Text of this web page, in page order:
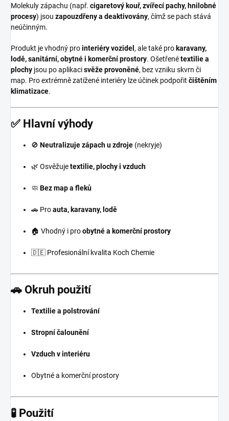
Molekuly zápachu (např. cigaretový kouř, zvířecí pachy, hnilobné
procesy) jsou zapouzdřeny a deaktivovány, čímž se pach stává
neúčinným.
Produkt je vhodný prointeriéry vozidel , ale také pro karavany,
lodě, sanitární, obytné i komerční prostory. Ošetřenétextilie a
plochy jsou po aplikacisvěže provoněné, bez vzniku skvrn či
map. Pro extrémně zatížené interiéry lze účinek podpořit čištěním
klimatizace.
✅ Hlavní výhody
🚫 Neutralizuje zápach u zdroje (nekryje)
🌿 Osvěžujetextilie, plochy i vzduch
🧼 Bez map a fleků
🚗 Proauta, karavany, lodě
🏠 Vhodný i proobytné a komerční prostory
🇩🇪 Profesionální kvalita Koch Chemie
🚗 Okruh použití
Textilie a polstrování
Stropní čalounění
Vzduch v interiéru
Obytné a komerční prostory
🧪 Použití